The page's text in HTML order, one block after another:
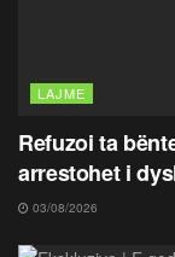
LAJME
Refuzoi ta
arrestohet i
03/08/2026